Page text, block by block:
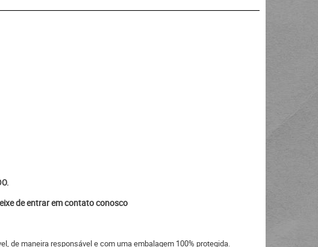
de entrar em contato conosco
de maneira responsável e com uma embalagem 100% protegida.